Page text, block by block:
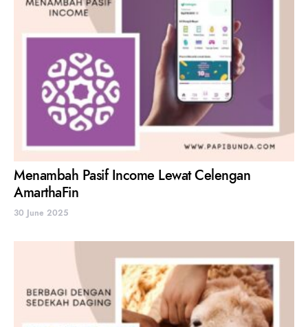
Menambah Pasif Income Lewat Celengan
AmarthaFin
30 June 2025